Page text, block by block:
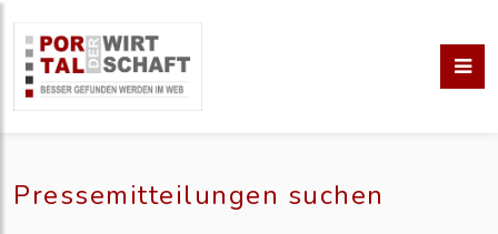
Pressemitteilungen suchen